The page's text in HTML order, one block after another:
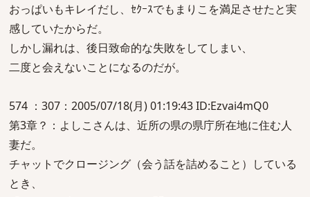
おっぱいもキレイだし、ｾｸｰｽでもまりこを満足させたと実
感していたからだ。
しかし漏れは、後日致命的な失敗をしてしまい、
二度と会えないことになるのだが。
574 ：307：2005/07/18(月) 01:19:43 ID:Ezvai4mQ0
第3章？：よしこさんは、近所の県の県庁所在地に住む人
妻だ。
チャットでクロージング（会う話を詰めること）している
とき、